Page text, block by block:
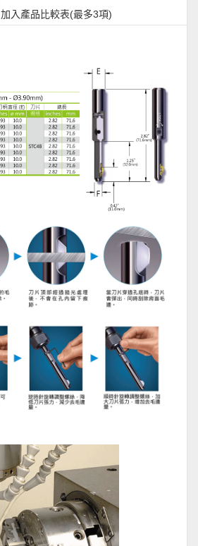
加入產品比較表(最多3項)